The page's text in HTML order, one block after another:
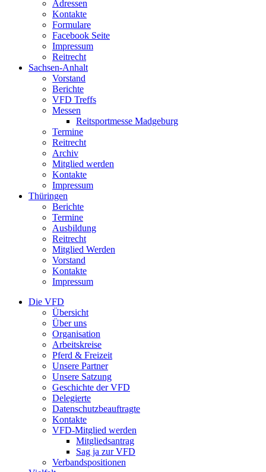
Adressen
Kontakte
Formulare
Facebook Seite
Impressum
Reitrecht
Sachsen-Anhalt
Vorstand
Berichte
VFD Treffs
Messen
Reitsportmesse Madgeburg
Termine
Reitrecht
Archiv
Mitglied werden
Kontakte
Impressum
Thüringen
Berichte
Termine
Ausbildung
Reitrecht
Mitglied Werden
Vorstand
Kontakte
Impressum
Die VFD
Übersicht
Über uns
Organisation
Arbeitskreise
Pferd & Freizeit
Unsere Partner
Unsere Satzung
Geschichte der VFD
Delegierte
Datenschutzbeauftragte
Kontakte
VFD-Mitglied werden
Mitgliedsantrag
Sag ja zur VFD
Verbandspositionen